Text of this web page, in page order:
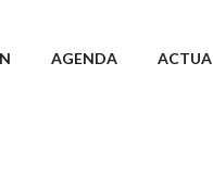
AGENDA ACTUA